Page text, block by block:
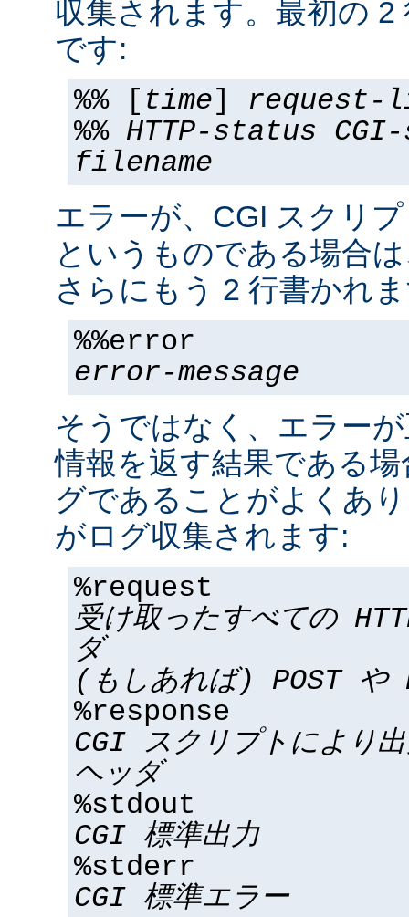
収集されます。最初の 2
です:
%% [ time] request-
%% HTTP-status
filename
エラーが、CGI スクリ
というものである場合
さらにもう 2 行書かれ
%%error
error-message
そうではなく、エラー
情報を返す結果である
グであることがよくあ
がログ収集されます:
%request
受け取ったすべての
ダ
(もしあれば) POST や
%response
CGI スクリプトにより
ヘッダ
%stdout
CGI 標準出力
%stderr
CGI 標準エラー